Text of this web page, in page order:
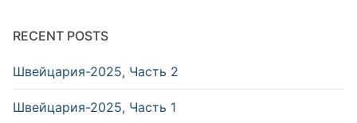
RECENT POSTS
Швейцария-2025, Часть 2
Швейцария-2025, Часть 1